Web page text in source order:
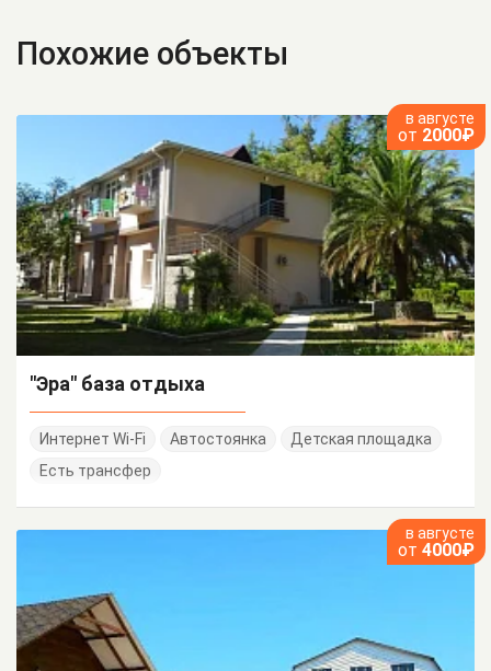
Похожие объекты
в августе
от 2000₽
"Эра" база отдыха
Интернет Wi-Fi Автостоянка
Детская площадка
Есть трансфер
в августе
от 4000₽